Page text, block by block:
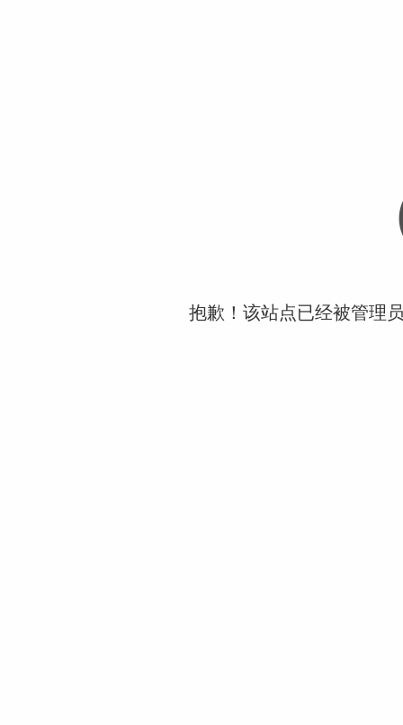
抱歉！该站点已经被管理